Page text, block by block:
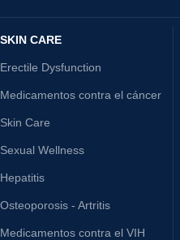
SKIN CARE
Erectile Dysfunction
Medicamentos contra el cáncer
Skin Care
Sexual Wellness
Hepatitis
Osteoporosis - Artritis
Medicamentos contra el VIH